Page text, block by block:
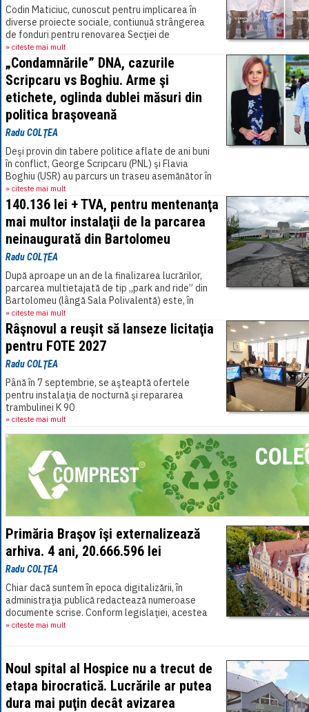
Codin Maticiuc, cunoscut pentru implicarea în
diverse proiecte sociale, contiunuă strângerea
de fonduri pentru renovarea Secţiei de
Oncologie, din cadrul Spitalului Judeţean Braşov,
care[...]
» citeste mai mult
„Condamnările” DNA, cazurile
Scripcaru vs Boghiu. Arme şi
etichete, oglinda dublei măsuri din
politica braşoveană
Radu COLŢEA
Deşi provin din tabere politice aflate de ani buni
în conflict, George Scripcaru (PNL) şi Flavia
Boghiu (USR) au parcurs un traseu asemănător în
justiţie. Ambii au fost anchetaţi de[...]
» citeste mai mult
140.136 lei + TVA, pentru mentenanţa
mai multor instalaţii de la parcarea
neinaugurată din Bartolomeu
Radu COLŢEA
După aproape un an de la finalizarea lucrărilor,
parcarea multietajată de tip „park and ride” din
Bartolomeu (lângă Sala Polivalentă) este, în
continuare, închisă.[...]
» citeste mai mult
Râşnovul a reuşit să lanseze licitaţia
pentru FOTE 2027
Radu COLŢEA
Până în 7 septembrie, se aşteaptă ofertele
pentru instalaţia de nocturnă şi repararea
trambulinei K 90
» citeste mai mult
Primăria Braşov îşi externalizează
arhiva. 4 ani, 20.666.596 lei
Radu COLŢEA
Chiar dacă suntem în epoca digitalizării, în
administraţia publică redactează numeroase
documente scrise. Conform legislaţiei, acestea
trebuie arhivate şi depozitate pentru o perioadă,
» citeste mai mult
Noul spital al Hospice nu a trecut de
etapa birocratică. Lucrările ar putea
dura mai puţin decât avizarea